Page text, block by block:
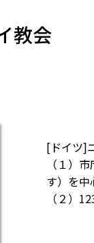
教会
[ドイツ]
（１）
す）を中
（２）